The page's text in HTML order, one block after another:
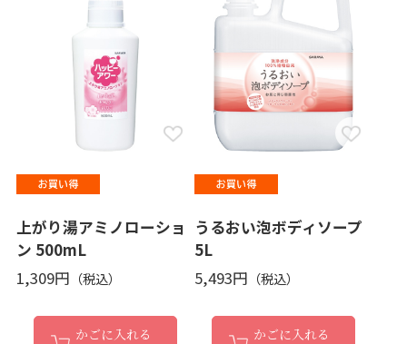
上がり湯アミノローショ
ン 500mL
1,309円
かごに入れる
うるおい泡ボディソープ
5L
5,493円
かごに入れる